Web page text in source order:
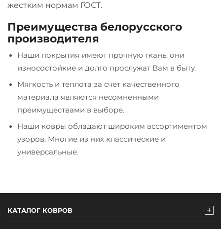
жестким нормам ГОСТ.
Преимущества белорусского
производителя
Наши покрытия имеют прочную ткань, они
износостойкие и долго прослужат Вам в быту.
Мягкость и теплота за счет качественного
материала являются несомненными
преимуществами в выборе.
Наши ковры обладают широким ассортиментом
узоров. Многие из них классические и
универсальные.
КАТАЛОГ КОВРОВ